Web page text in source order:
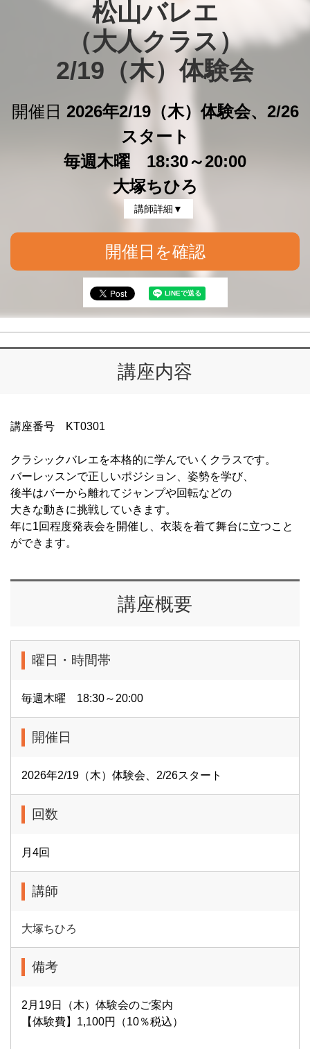
松山バレエ
（大人クラス）
2/19（木）体験会
開催日 2026年2/19（木）体験会、2/26
スタート
毎週木曜 18:30～20:00
大塚ちひろ
講師詳細▼
開催日を確認
講座内容
講座番号 KT0301
クラシックバレエを本格的に学んでいくクラスです。
バーレッスンで正しいポジション、姿勢を学び、
後半はバーから離れてジャンプや回転などの
大きな動きに挑戦していきます。
年に1回程度発表会を開催し、衣装を着て舞台に立つこと
ができます。
講座概要
曜日・時間帯
毎週木曜 18:30～20:00
開催日
2026年2/19（木）体験会、2/26スタート
回数
月4回
講師
大塚ちひろ
備考
2月19日（木）体験会のご案内
【体験費】1,100円（10％税込）